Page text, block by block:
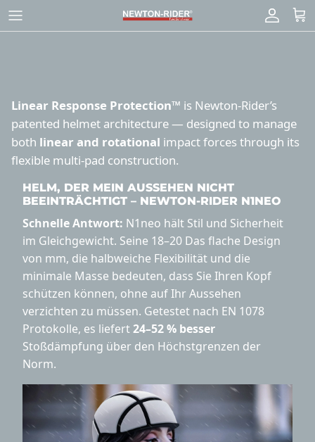
Zum
Linear Response Protection™ is Newton-Rider’s
patented helmet architecture — designed to manage
both linear and rotational impact forces through its
flexible multi-pad construction.
HELM, DER MEIN AUSSEHEN NICHT
BEEINTRÄCHTIGT – NEWTON-RIDER N1NEO
Schnelle Antwort: N1neo hält Stil und Sicherheit
im Gleichgewicht. Seine 18–20 Das flache Design
von mm, die halbweiche Flexibilität und die
minimale Masse bedeuten, dass Sie Ihren Kopf
schützen können, ohne auf Ihr Aussehen
verzichten zu müssen. Getestet nach EN 1078
Protokolle, es liefert24–52 % besser
Stoßdämpfung über den Höchstgrenzen der
Norm.